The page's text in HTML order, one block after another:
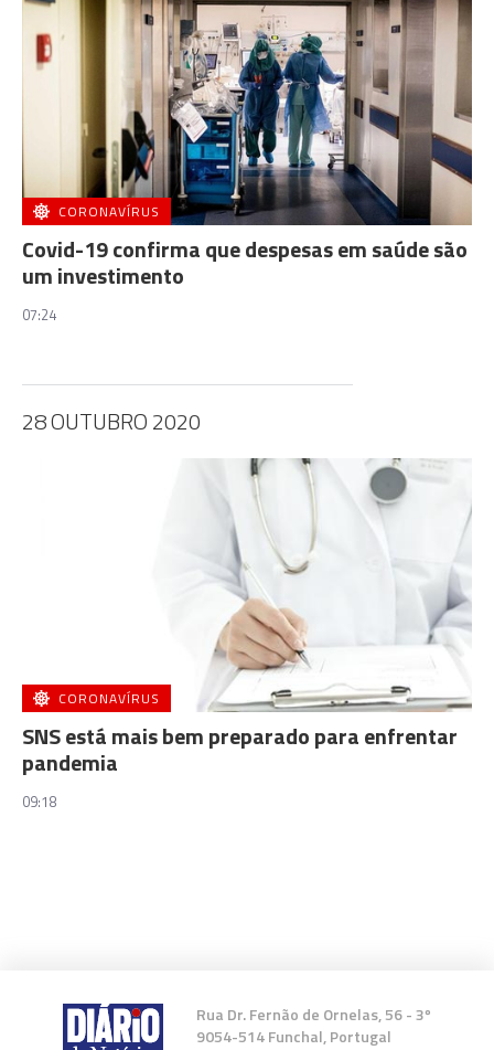
CORONAVÍRUS
Covid-19 confirma que despesas em saúde são
um investimento
07:24
28 OUTUBRO 2020
CORONAVÍRUS
SNS está mais bem preparado para enfrentar
pandemia
09:18
Rua Dr. Fernão de Ornelas, 56 - 3º
9054-514 Funchal, Portugal